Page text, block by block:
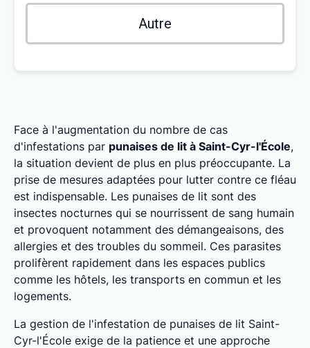
Autre
Face à l'augmentation du nombre de cas
d'infestations par punaises de lit à Saint-Cyr-l'École,
la situation devient de plus en plus préoccupante. La
prise de mesures adaptées pour lutter contre ce fléau
est indispensable. Les punaises de lit sont des
insectes nocturnes qui se nourrissent de sang humain
et provoquent notamment des démangeaisons, des
allergies et des troubles du sommeil. Ces parasites
prolifèrent rapidement dans les espaces publics
comme les hôtels, les transports en commun et les
logements.
La gestion de l'infestation de punaises de lit Saint-
Cyr-l'École exige de la patience et une approche